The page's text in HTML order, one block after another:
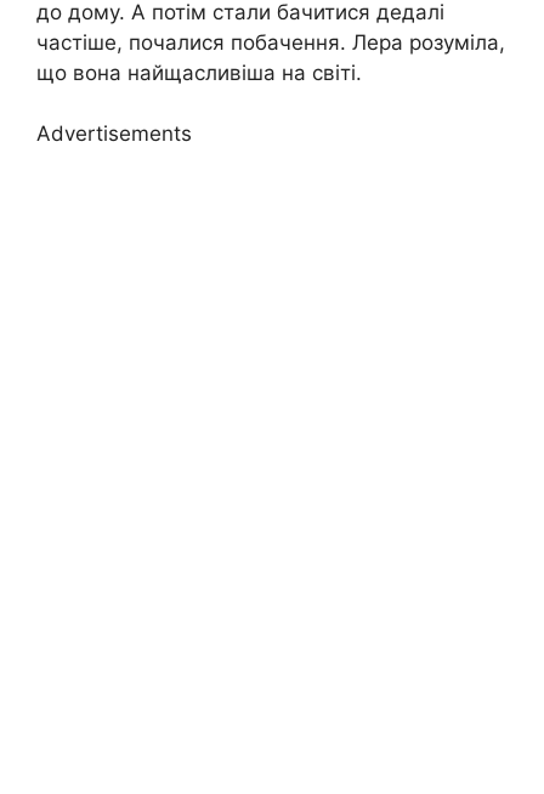
до дому. А потім стали бачитися дедалі
частіше, почалися побачення. Лера розуміла,
що вона найщасливіша на світі.
Advertisements